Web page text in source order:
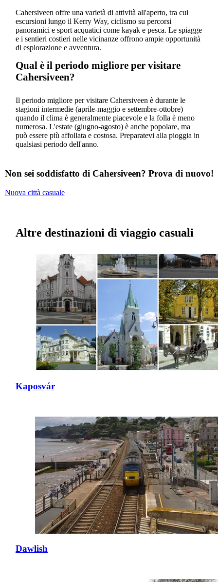
Cahersiveen offre una varietà di attività all'aperto, tra cui
escursioni lungo il Kerry Way, ciclismo su percorsi
panoramici e sport acquatici come kayak e pesca. Le spiagge
e i sentieri costieri nelle vicinanze offrono ampie opportunità
di esplorazione e avventura.
Qual è il periodo migliore per visitare
Cahersiveen?
Il periodo migliore per visitare Cahersiveen è durante le
stagioni intermedie (aprile-maggio e settembre-ottobre)
quando il clima è generalmente piacevole e la folla è meno
numerosa. L'estate (giugno-agosto) è anche popolare, ma
può essere più affollata e costosa. Preparatevi alla pioggia in
qualsiasi periodo dell'anno.
Non sei soddisfatto di Cahersiveen? Prova di nuovo!
Nuova città casuale
Altre destinazioni di viaggio casuali
Kaposvár
Dawlish